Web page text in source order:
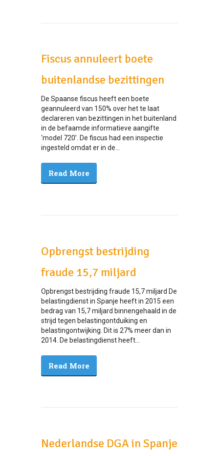
Fiscus annuleert boete
buitenlandse bezittingen
De Spaanse fiscus heeft een boete
geannuleerd van 150% over het te laat
declareren van bezittingen in het buitenland
in de befaamde informatieve aangifte
‘model 720’. De fiscus had een inspectie
ingesteld omdat er in de...
Read More
Opbrengst bestrijding
fraude 15,7 miljard
Opbrengst bestrijding fraude 15,7 miljard De
belastingdienst in Spanje heeft in 2015 een
bedrag van 15,7 miljard binnengehaald in de
strijd tegen belastingontduiking en
belastingontwijking. Dit is 27% meer dan in
2014. De belastingdienst heeft...
Read More
Nederlandse DGA in Spanje